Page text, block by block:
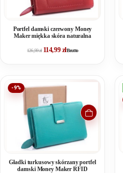
Portfel damski czerwony Money
Maker miękka skóra naturalna
126,99zł 114,99 złBrutto
-9%
Gładki turkusowy skórzany portfel
damski Money Maker RFID